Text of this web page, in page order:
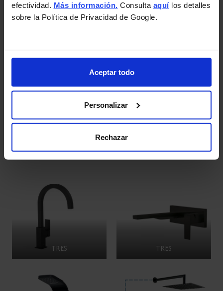
efectividad. Más información. Consulta aquílos detalles
sobre la Política de Privacidad de Google.
Aceptar todo
Personalizar
Rechazar
TRES TRES